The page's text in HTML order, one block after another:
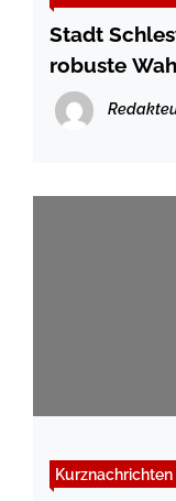
Stadt
robuste
Kurznachrichten